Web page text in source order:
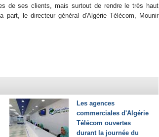
de ses clients, mais surtout de rendre le très haut
le directeur général d'Algérie Télécom, Mounir
Les agences
commerciales d'Algérie
Télécom ouvertes
durant la journée du